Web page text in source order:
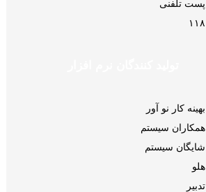
پست تلفنی
۱۱۸
بهینه کار نو آور
همکاران سیستم
شایگان سیستم
هلو
تدبیر